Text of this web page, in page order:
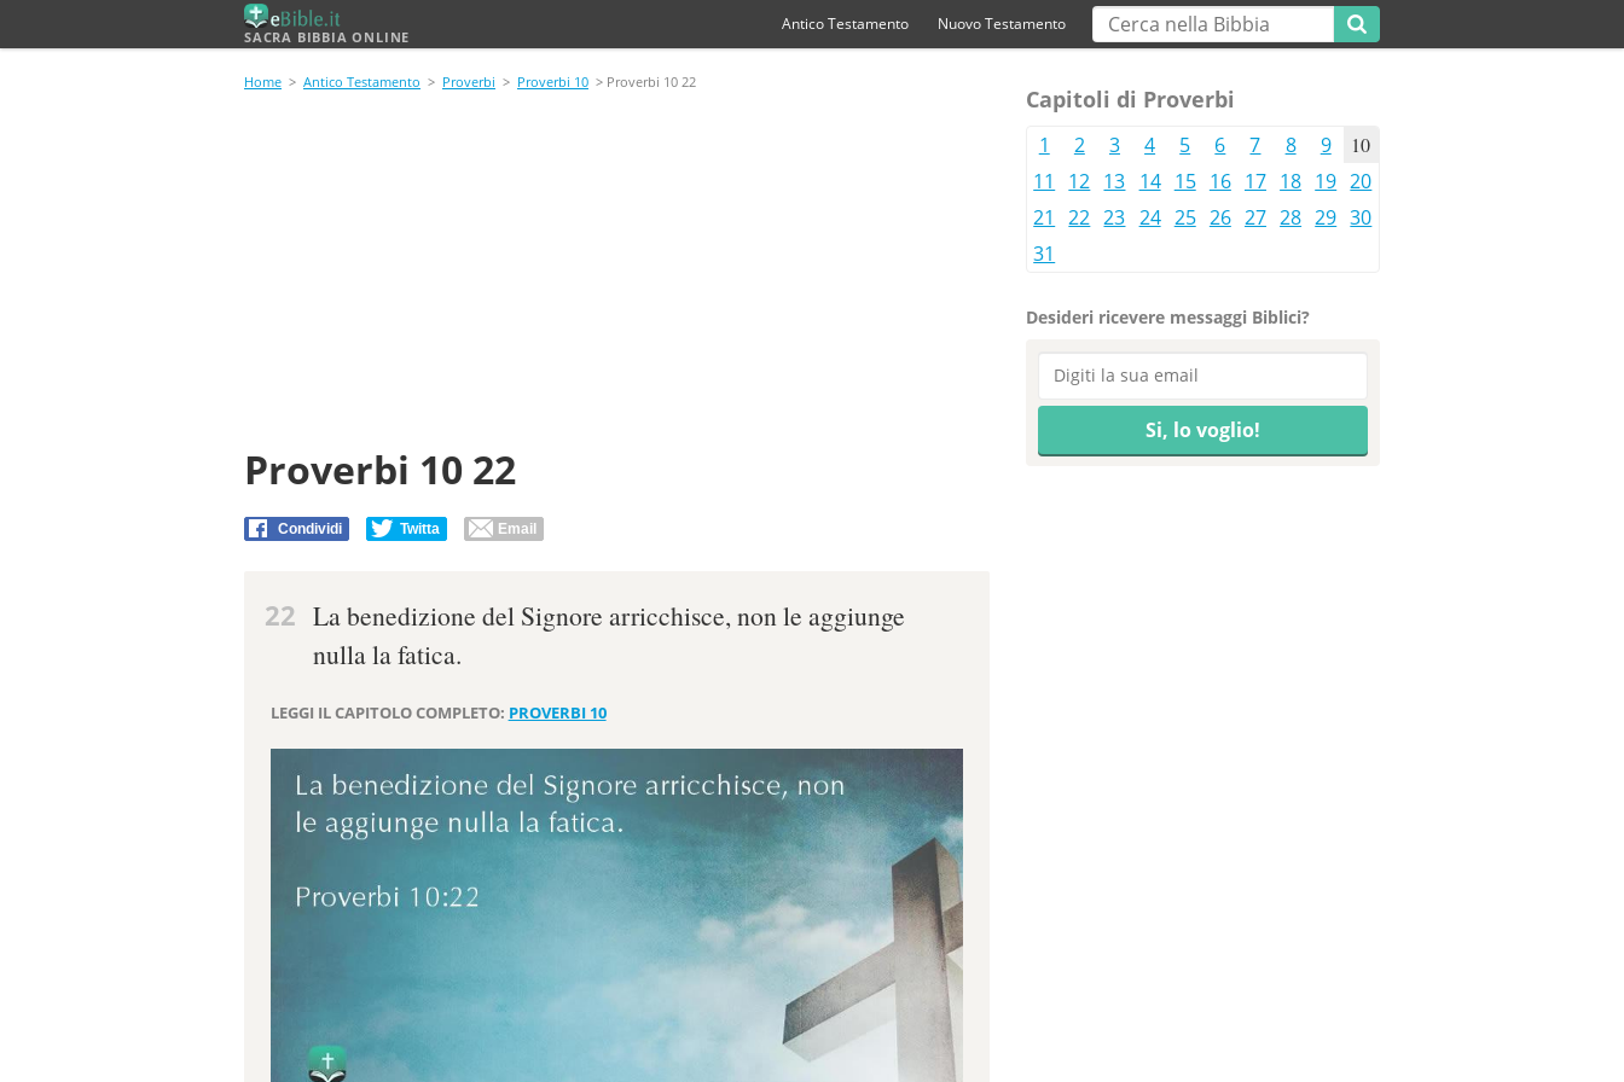
SACRA BIBBIA ONLINE
Antico Testamento Nuovo Testamento
Home > Antico Testamento > Proverbi > Proverbi 10 > Proverbi 10 22
Proverbi 10 22
Condividi Twitta Email
22 La benedizione del Signore arricchisce, non le aggiunge
nulla la fatica.
LEGGI IL CAPITOLO COMPLETO: PROVERBI 10
Capitoli di Proverbi
1 2 3 4 5 6 7 8 9 10
11 12 13 14 15 16 17 18 19 20
21
22 23 24 25 26 27 28 29 30
31
Desideri ricevere messaggi Biblici?